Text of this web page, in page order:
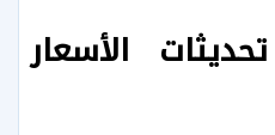
الأسعار